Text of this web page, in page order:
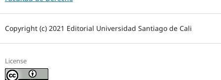
Copyright (c) 2021 Editorial Universidad Santiago de Cali
License